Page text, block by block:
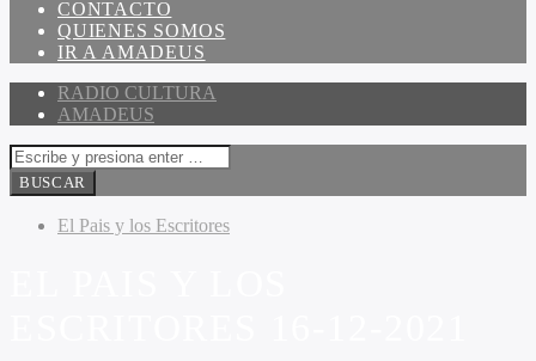
CONTACTO
QUIENES SOMOS
IR A AMADEUS
RADIO CULTURA
AMADEUS
El Pais y los Escritores